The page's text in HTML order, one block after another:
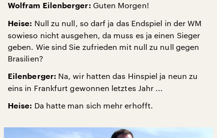
Wolfram Eilenberger: Guten Morgen!
Heise: Null zu null, so darf ja das Endspiel in der WM
sowieso nicht ausgehen, da muss es ja einen Sieger
geben. Wie sind Sie zufrieden mit null zu null gegen
Brasilien?
Eilenberger: Na, wir hatten das Hinspiel ja neun zu
eins in Frankfurt gewonnen letztes Jahr ...
Heise: Da hatte man sich mehr erhofft.